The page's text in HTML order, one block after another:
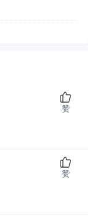
赞
赞